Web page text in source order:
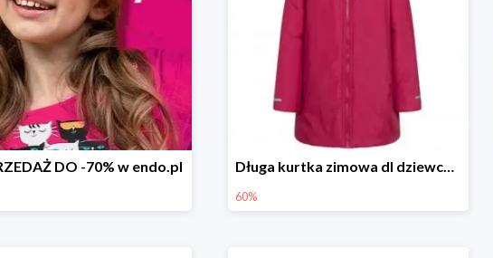
DO -70% w endo.pl Długa kurtka zimowa dl dziewczynki
60%